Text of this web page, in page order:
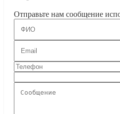
Отправьте нам сообщение